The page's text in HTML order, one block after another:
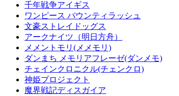
千年戦争アイギス
ワンピース バウンティラッシュ
文豪ストレイドッグス
アークナイツ（明日方舟）
メメントモリ(メメモリ)
ダンまち メモリアフレーゼ(ダンメモ)
チェインクロニクル(チェンクロ)
神姫プロジェクト
魔界戦記ディスガイア